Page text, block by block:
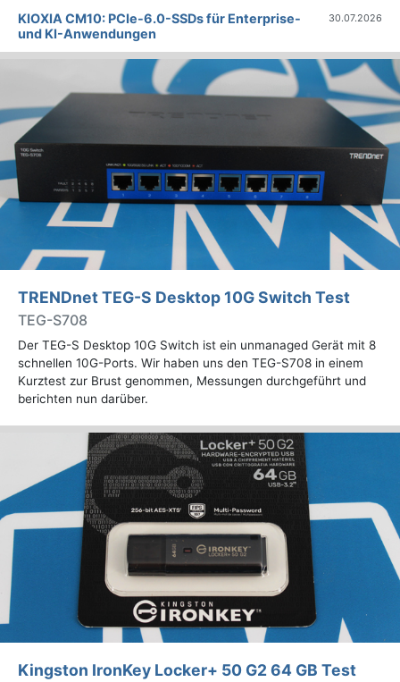
KIOXIA CM10: PCIe-6.0-SSDs für Enterprise-
und KI-Anwendungen
30.07.2026
TRENDnet TEG-S Desktop 10G Switch Test
TEG-S708
Der TEG-S Desktop 10G Switch ist ein unmanaged Gerät mit 8
schnellen 10G-Ports. Wir haben uns den TEG-S708 in einem
Kurztest zur Brust genommen, Messungen durchgeführt und
berichten nun darüber.
Kingston IronKey Locker+ 50 G2 64 GB Test